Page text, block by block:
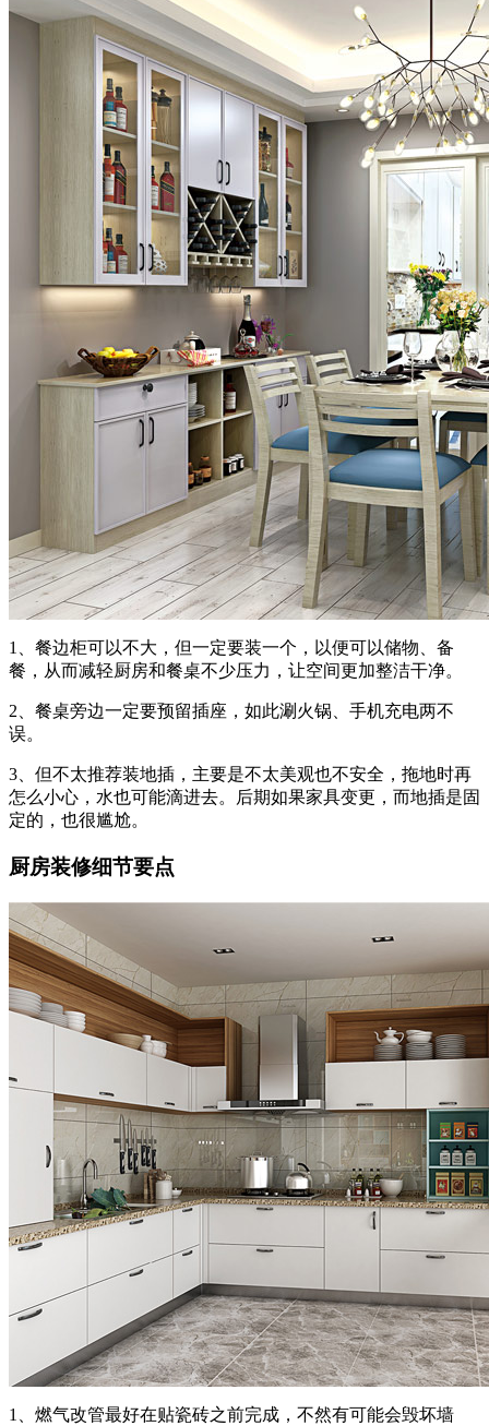
1、餐边柜可以不大，但一定要装一个，以便可以储物、备
餐，从而减轻厨房和餐桌不少压力，让空间更加整洁干净。
2、餐桌旁边一定要预留插座，如此涮火锅、手机充电两不
误。
3、但不太推荐装地插，主要是不太美观也不安全，拖地时再
怎么小心，水也可能滴进去。后期如果家具变更，而地插是固
定的，也很尴尬。
厨房装修细节要点
1、燃气改管最好在贴瓷砖之前完成，不然有可能会毁坏墙